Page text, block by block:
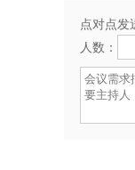
点对点发
人数：